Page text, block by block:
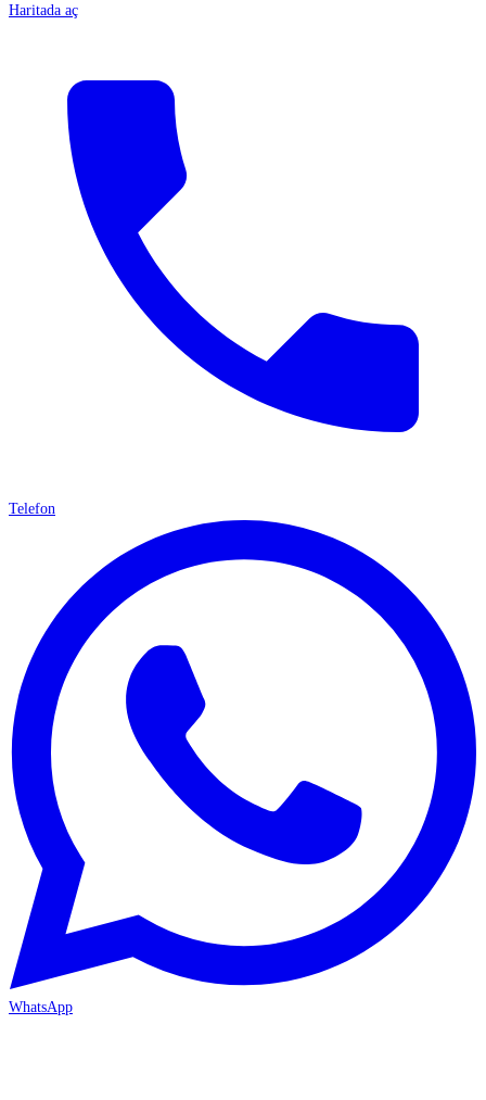
Haritada aç
Telefon
WhatsApp